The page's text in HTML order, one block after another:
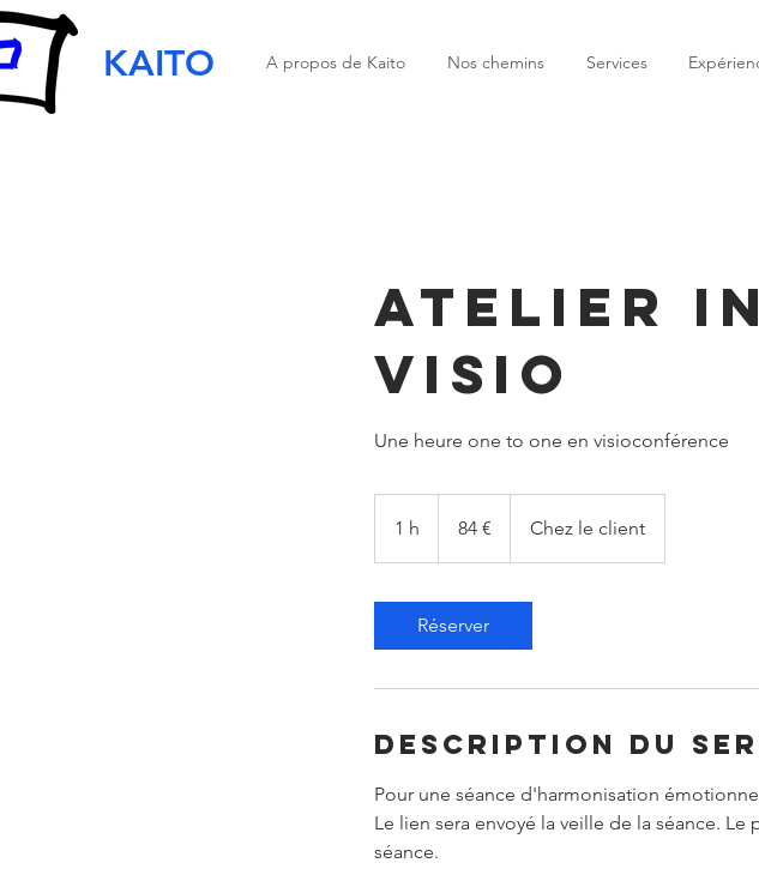
KAITO A propos de Kaito Nos chemins Services
Atelier
visio
Une heure one to one en visioconférence
1 h 84 € Chez le client
Réserver
Description du
Pour une séance d'harmonisation
Le lien sera envoyé la veille de la séance.
séance.